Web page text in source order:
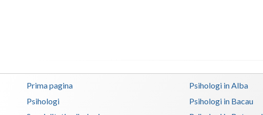
Prima pagina
Psihologi
Psihologi in Alba
Psihologi in Bacau